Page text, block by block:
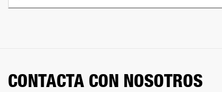
CONTACTA CON NOSOTROS